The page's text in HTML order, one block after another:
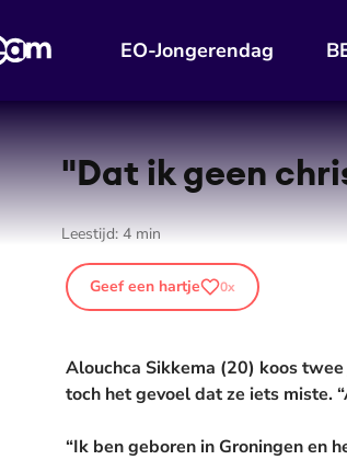
EO-Jongerendag
"Dat ik geen
Leestijd: 4 min
Geef een hartje 0x
Alouchca Sikkema (20) koos
toch het gevoel dat ze iets miste.
“Ik ben geboren in Groningen en